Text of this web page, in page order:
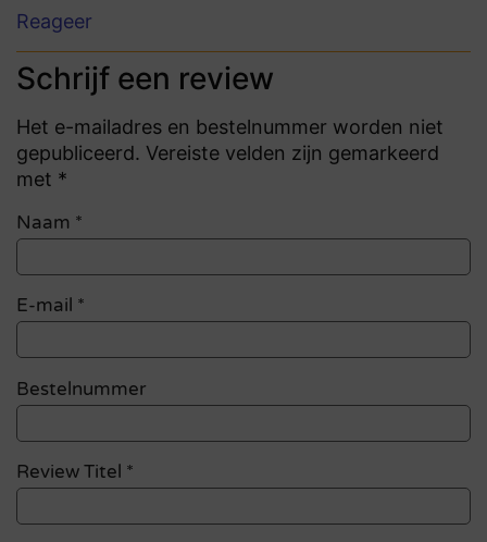
Reageer
Schrijf een review
Het e-mailadres en bestelnummer worden niet
gepubliceerd. Vereiste velden zijn gemarkeerd
met *
Naam *
E-mail *
Bestelnummer
Review Titel *